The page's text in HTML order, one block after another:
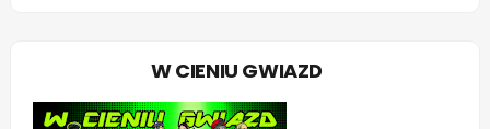
W CIENIU GWIAZD